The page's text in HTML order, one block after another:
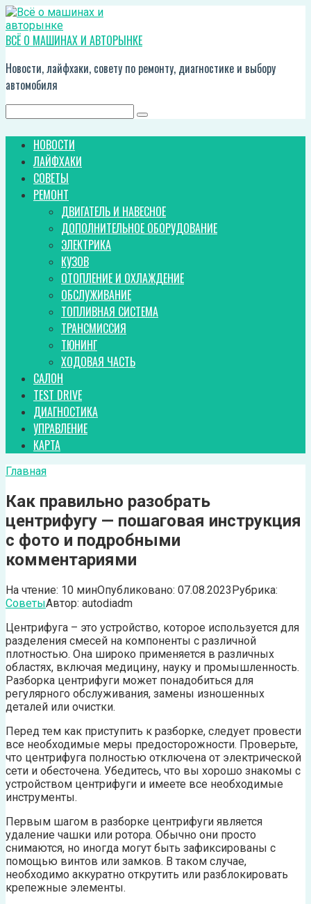
Перейти
к
контенту
ВСЁ О МАШИНАХ И АВТОРЫНКЕ
Новости, лайфхаки, совету по ремонту, диагностике и выбору
автомобиля
НОВОСТИ
ЛАЙФХАКИ
СОВЕТЫ
РЕМОНТ
ДВИГАТЕЛЬ И НАВЕСНОЕ
ДОПОЛНИТЕЛЬНОЕ ОБОРУДОВАНИЕ
ЭЛЕКТРИКА
КУЗОВ
ОТОПЛЕНИЕ И ОХЛАЖДЕНИЕ
ОБСЛУЖИВАНИЕ
ТОПЛИВНАЯ СИСТЕМА
ТРАНСМИССИЯ
ТЮНИНГ
ХОДОВАЯ ЧАСТЬ
САЛОН
TEST DRIVE
ДИАГНОСТИКА
УПРАВЛЕНИЕ
КАРТА
Главная
Как правильно разобрать
центрифугу — пошаговая инструкция
с фото и подробными
комментариями
На чтение: 10 минОпубликовано: 07.08.2023Рубрика:
СоветыАвтор: autodiadm
Центрифуга – это устройство, которое используется для
разделения смесей на компоненты с различной
плотностью. Она широко применяется в различных
областях, включая медицину, науку и промышленность.
Разборка центрифуги может понадобиться для
регулярного обслуживания, замены изношенных
деталей или очистки.
Перед тем как приступить к разборке, следует провести
все необходимые меры предосторожности. Проверьте,
что центрифуга полностью отключена от электрической
сети и обесточена. Убедитесь, что вы хорошо знакомы с
устройством центрифуги и имеете все необходимые
инструменты.
Первым шагом в разборке центрифуги является
удаление чашки или ротора. Обычно они просто
снимаются, но иногда могут быть зафиксированы с
помощью винтов или замков. В таком случае,
необходимо аккуратно открутить или разблокировать
крепежные элементы.